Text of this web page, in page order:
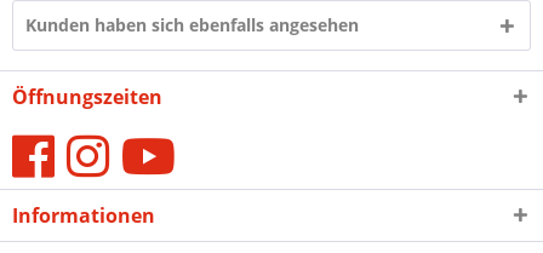
Kunden haben sich ebenfalls angesehen
Öffnungszeiten
Informationen